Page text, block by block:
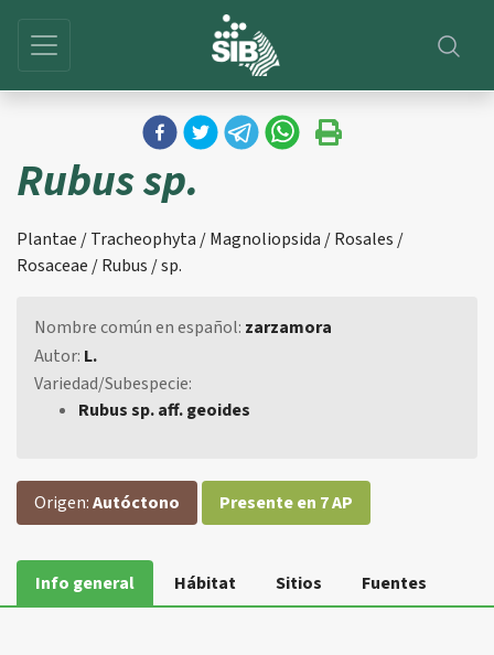
Rubus sp.
Plantae / Tracheophyta / Magnoliopsida / Rosales /
Rosaceae / Rubus / sp.
Nombre común en español: zarzamora
Autor: L.
Variedad/Subespecie:
Rubus sp. aff. geoides
Origen:Autóctono Presente en 7 AP
Info general Hábitat Sitios Fuentes